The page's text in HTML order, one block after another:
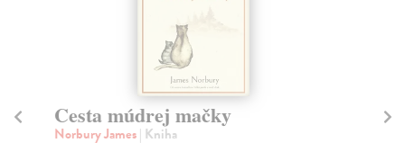
Hovoriace mačky Ďura
Haraburdu